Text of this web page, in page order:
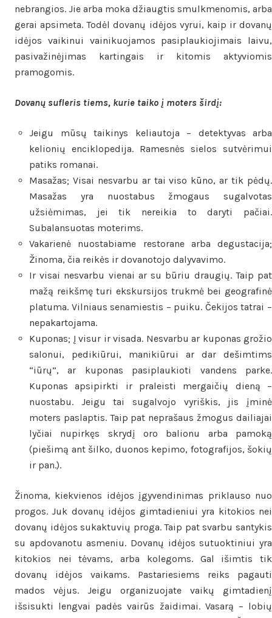
nebrangios. Jie arba moka džiaugtis smulkmenomis, arba
gerai apsimeta. Todėl dovanų idėjos vyrui, kaip ir dovanų
idėjos vaikinui vainikuojamos pasiplaukiojimais laivu,
pasivažinėjimas kartingais ir kitomis aktyviomis
pramogomis.
Dovanų sufleris tiems, kurie taiko į moters širdį:
Jeigu mūsų taikinys keliautoja – detektyvas arba
kelionių enciklopedija. Ramesnės sielos sutvėrimui
patiks romanai.
Masažas; Visai nesvarbu ar tai viso kūno, ar tik pėdų.
Masažas yra nuostabus žmogaus sugalvotas
užsiėmimas, jei tik nereikia to daryti pačiai.
Subalansuotas moterims.
Vakarienė nuostabiame restorane arba degustacija;
Žinoma, čia reikės ir dovanotojo dalyvavimo.
Ir visai nesvarbu vienai ar su būriu draugių. Taip pat
mažą reikšmę turi ekskursijos trukmė bei geografinė
platuma. Vilniaus senamiestis – puiku. Čekijos tatrai –
nepakartojama.
Kuponas; Į visur ir visada. Nesvarbu ar kuponas grožio
salonui, pedikiūrui, manikiūrui ar dar dešimtims
“iūrų”, ar kuponas pasiplaukioti vandens parke.
Kuponas apsipirkti ir praleisti mergaičių dieną –
nuostabu. Jeigu tai sugalvojo vyriškis, jis įminė
moters paslaptis. Taip pat neprašaus žmogus dailiajai
lyčiai nupirkęs skrydį oro balionu arba pamoką
(piešimą ant šilko, duonos kepimo, fotografijos, šokių
ir pan.).
Žinoma, kiekvienos idėjos įgyvendinimas priklauso nuo
progos. Juk dovanų idėjos gimtadieniui yra kitokios nei
dovanų idėjos sukaktuvių proga. Taip pat svarbu santykis
su apdovanotu asmeniu. Dovanų idėjos sutuoktiniui yra
kitokios nei tėvams, arba kolegoms. Gal išimtis tik
dovanų idėjos vaikams. Pastariesiems reiks pagauti
mados vėjus. Jeigu organizuojate vaikų gimtadienį
išsisukti lengvai padės vairūs žaidimai. Vasarą – lobių